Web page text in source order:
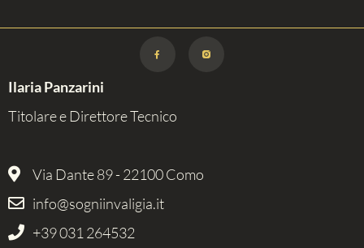
Ilaria Panzarini
Titolare e Direttore Tecnico
Via Dante 89 - 22100 Como
info@sogniinvaligia.it
+39 031 264532